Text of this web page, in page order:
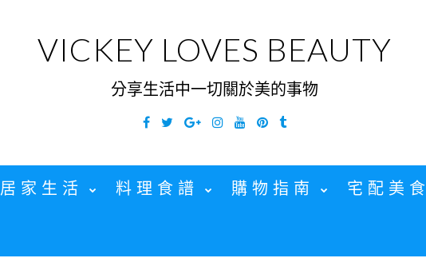
VICKEY LOVES BEAUTY
分享生活中一切關於美的事物
Facebook
TwitterGoogleInstagramYouTubePinterest
Tumblr
居家生活 料理食譜 購物指南 宅配美食